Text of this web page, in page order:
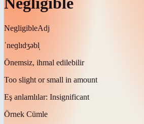
NegligibleAdj
ˈneɡlɪdʒəbl̩
Önemsiz, ihmal edilebilir
Too slight or small in amount
Eş anlamlılar: Insignificant
Örnek Cümle